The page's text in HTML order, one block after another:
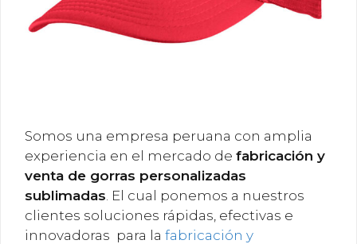
Somos una empresa peruana con amplia
experiencia en el mercado de fabricación y
venta de gorras personalizadas
sublimadas . El cual ponemos a nuestros
clientes soluciones rápidas, efectivas e
innovadoras para la fabricación y